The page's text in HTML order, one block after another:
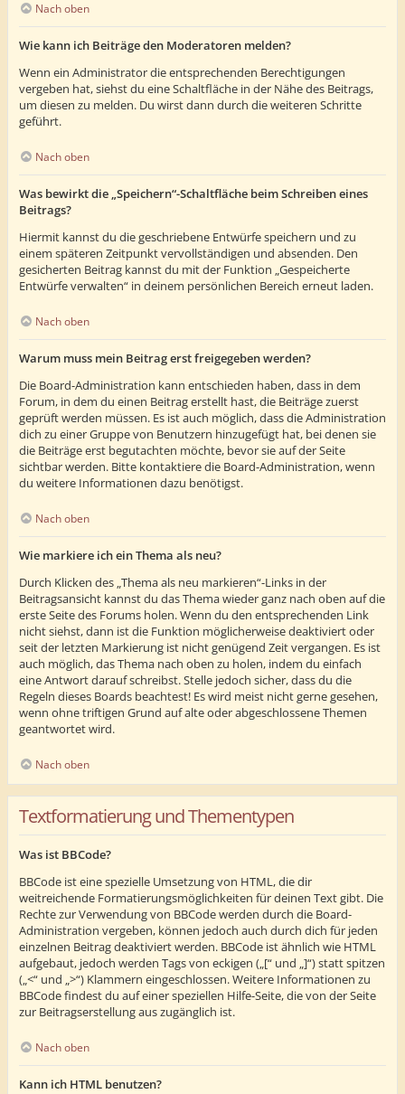
Nach oben
Wie kann ich Beiträge den Moderatoren melden?
Wenn ein Administrator die entsprechenden Berechtigungen
vergeben hat, siehst du eine Schaltfläche in der Nähe des Beitrags,
um diesen zu melden. Du wirst dann durch die weiteren Schritte
geführt.
Nach oben
Was bewirkt die „Speichern“-Schaltfläche beim Schreiben eines
Beitrags?
Hiermit kannst du die geschriebene Entwürfe speichern und zu
einem späteren Zeitpunkt vervollständigen und absenden. Den
gesicherten Beitrag kannst du mit der Funktion „Gespeicherte
Entwürfe verwalten“ in deinem persönlichen Bereich erneut laden.
Nach oben
Warum muss mein Beitrag erst freigegeben werden?
Die Board-Administration kann entschieden haben, dass in dem
Forum, in dem du einen Beitrag erstellt hast, die Beiträge zuerst
geprüft werden müssen. Es ist auch möglich, dass die Administration
dich zu einer Gruppe von Benutzern hinzugefügt hat, bei denen sie
die Beiträge erst begutachten möchte, bevor sie auf der Seite
sichtbar werden. Bitte kontaktiere die Board-Administration, wenn
du weitere Informationen dazu benötigst.
Nach oben
Wie markiere ich ein Thema als neu?
Durch Klicken des „Thema als neu markieren“-Links in der
Beitragsansicht kannst du das Thema wieder ganz nach oben auf die
erste Seite des Forums holen. Wenn du den entsprechenden Link
nicht siehst, dann ist die Funktion möglicherweise deaktiviert oder
seit der letzten Markierung ist nicht genügend Zeit vergangen. Es ist
auch möglich, das Thema nach oben zu holen, indem du einfach
eine Antwort darauf schreibst. Stelle jedoch sicher, dass du die
Regeln dieses Boards beachtest! Es wird meist nicht gerne gesehen,
wenn ohne triftigen Grund auf alte oder abgeschlossene Themen
geantwortet wird.
Nach oben
Textformatierung und Thementypen
Was ist BBCode?
BBCode ist eine spezielle Umsetzung von HTML, die dir
weitreichende Formatierungsmöglichkeiten für deinen Text gibt. Die
Rechte zur Verwendung von BBCode werden durch die Board-
Administration vergeben, können jedoch auch durch dich für jeden
einzelnen Beitrag deaktiviert werden. BBCode ist ähnlich wie HTML
aufgebaut, jedoch werden Tags von eckigen („[“ und „]“) statt spitzen
(„<“ und „>“) Klammern eingeschlossen. Weitere Informationen zu
BBCode findest du auf einer speziellen Hilfe-Seite, die von der Seite
zur Beitragserstellung aus zugänglich ist.
Nach oben
Kann ich HTML benutzen?